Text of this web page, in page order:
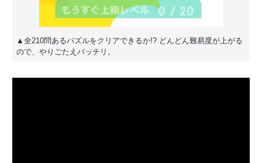
▲全210問あるパズルをクリアできるか!? どんどん難易度が上がる
ので、やりごたえバッチリ。